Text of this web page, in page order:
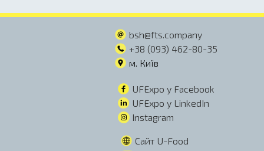
bsh@fts.company
+38 (093) 462-80-35
м. Київ
UFExpo y Facebook
UFExpo y LinkedIn
Instagram
Сайт U-Food